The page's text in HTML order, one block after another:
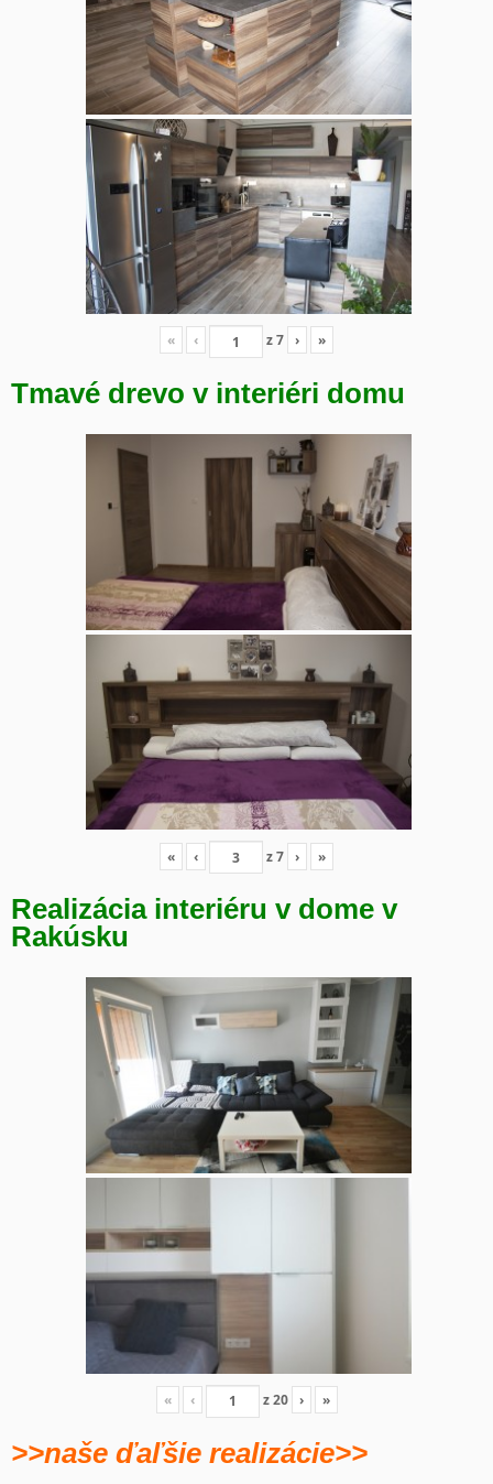
« ‹ z7 › »
Tmavé drevo v interiéri domu
« ‹ z7 › »
Realizácia interiéru v dome v
Rakúsku
« ‹ z20 › »
>>naše ďaľšie realizácie>>